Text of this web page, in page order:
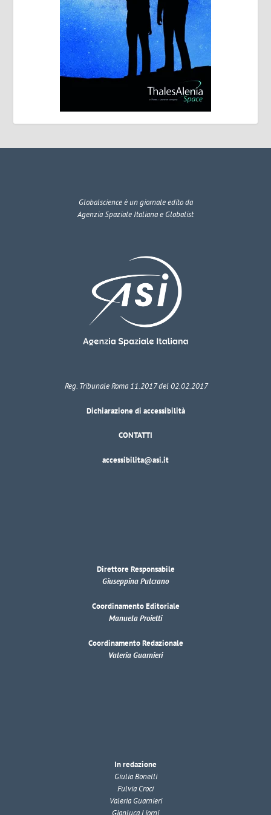
Globalscienceè un giornale edito da
Agenzia Spaziale Italiana e Globalist
Reg. Tribunale Roma 11.2017 del 02.02.2017
Dichiarazione di accessibilità
CONTATTI
accessibilita@asi.it
Direttore Responsabile
Giuseppina Pulcrano
Coordinamento Editoriale
Manuela Proietti
Coordinamento Redazionale
Valeria Guarnieri
In redazione
Giulia Bonelli
Fulvia Croci
Valeria Guarnieri
Gianluca Liorni